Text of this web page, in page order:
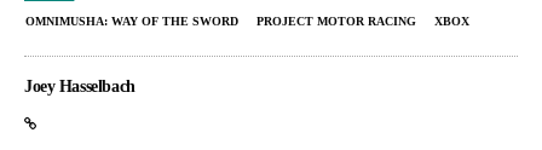
OMNIMUSHA: WAY OF THE SWORD PROJECT MOTOR RACING XBOX
Joey Hasselbach